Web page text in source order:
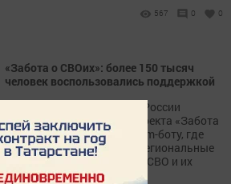
567 0 0
«Забота о СВОих»: более 150 тысяч
человек воспользовались поддержкой
Более 150 тысяч жителей России
обратились к ресурсам проекта «Забота
о СВОих» — сайту и Telegram-боту, где
собраны федеральные и региональные
меры помощи участникам СВО и их
семьям.